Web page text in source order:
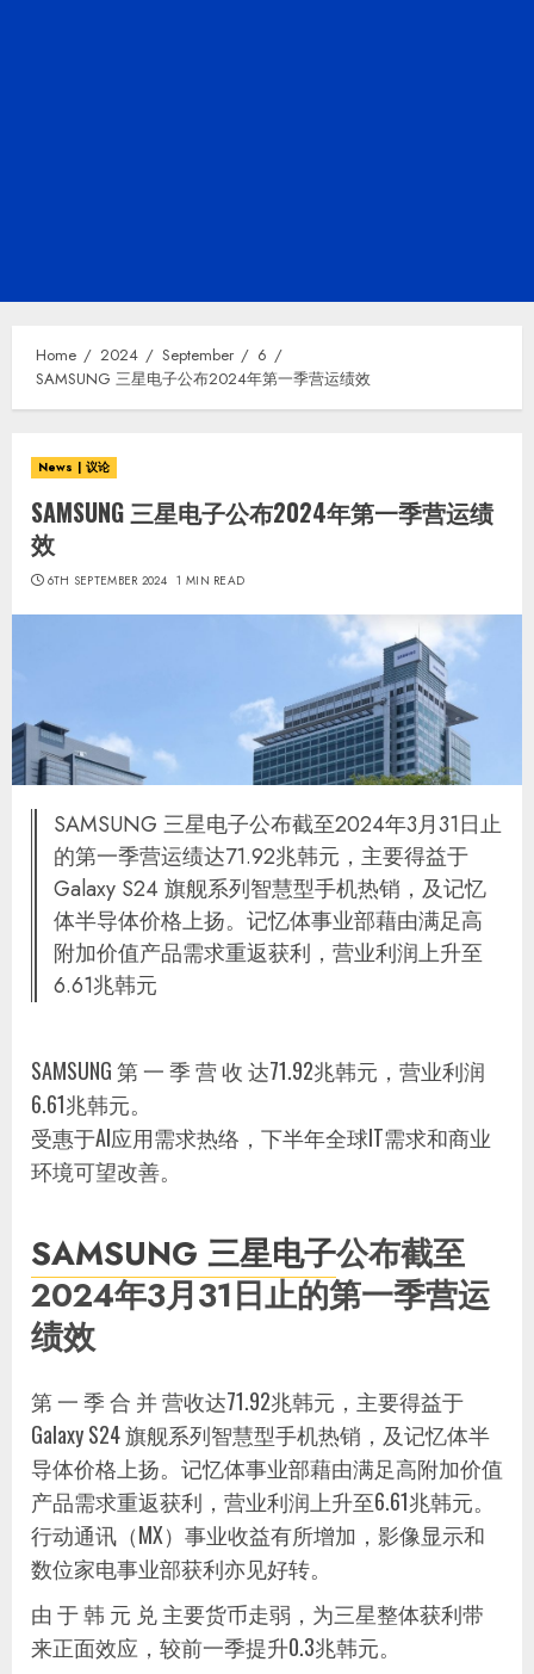
Home 2024 September
6
SAMSUNG 三星电子公布2024年第一季营运绩效
News | 议论
SAMSUNG 三星电子公布2024年第一季营运绩
效
6TH SEPTEMBER 2024 1 MIN READ
SAMSUNG 三星电子公布截至2024年3月31日止
的第一季营运绩达71.92兆韩元，主要得益于
Galaxy S24 旗舰系列智慧型手机热销，及记忆
体半导体价格上扬。记忆体事业部藉由满足高
附加价值产品需求重返获利，营业利润上升至
6.61兆韩元
SAMSUNG 第 一 季 营 收 达71.92兆韩元，营业利润
6.61兆韩元。
受惠于AI应用需求热络，下半年全球IT需求和商业
环境可望改善。
SAMSUNG 三星电子公布截至
2024年3月31日止的第一季营运
绩效
第 一 季 合 并 营收达71.92兆韩元，主要得益于
Galaxy S24 旗舰系列智慧型手机热销，及记忆体半
导体价格上扬。记忆体事业部藉由满足高附加价值
产品需求重返获利，营业利润上升至6.61兆韩元。
行动通讯（MX）事业收益有所增加，影像显示和
数位家电事业部获利亦见好转。
由 于 韩 元 兑 主要货币走弱，为三星整体获利带
来正面效应，较前一季提升0.3兆韩元。